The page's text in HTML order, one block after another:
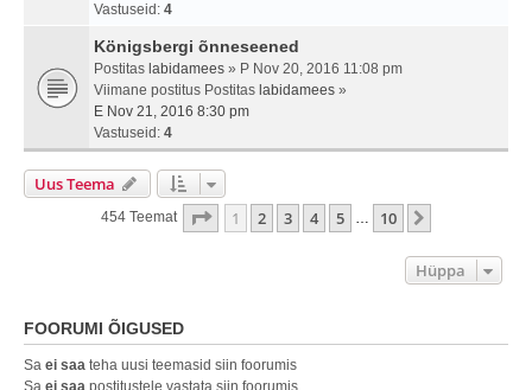
Vastuseid: 4
Königsbergi õnneseened
Postitas labidamees » P Nov 20, 2016 11:08 pm
Viimane postitus Postitas labidamees »
E Nov 21, 2016 8:30 pm
Vastuseid: 4
Uus Teema
454 Teemat . Leht10 -st
1 2 3 4 5 … 10
Hüppa
FOORUMI ÕIGUSED
Sa ei saa teha uusi teemasid siin foorumis
Sa ei saa postitustele vastata siin foorumis